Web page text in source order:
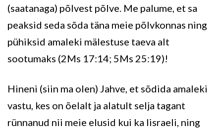
(saatanaga) põlvest põlve. Me palume, et sa
peaksid seda sõda täna meie põlvkonnas ning
pühiksid amaleki mälestuse taeva alt
sootumaks (2Ms 17:14; 5Ms 25:19)!
Hineni (siin ma olen) Jahve, et sõdida amaleki
vastu, kes on õelalt ja alatult selja tagant
rünnanud nii meie elusid kui ka Iisraeli, ning